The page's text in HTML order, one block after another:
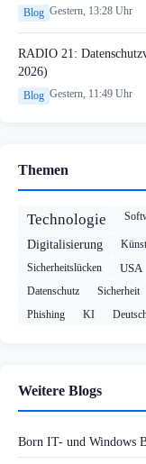
Blog Gestern, 13:28 Uhr
RADIO 21:
2026)
Blog Gestern, 11:49 Uhr
Themen
Technologie
Digitalisierung
Sicherheitslücken USA
Datenschutz
Sicherheit
Phishing KI
Weitere Blogs
Born IT- und Windows